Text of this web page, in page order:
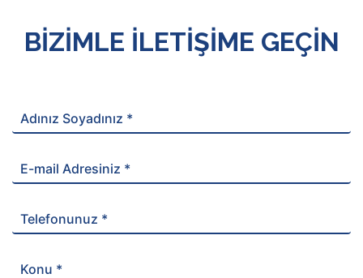
BİZİMLE İLETİŞİME GEÇİN
Adınız Soyadınız *
E-mail Adresiniz *
Telefonunuz *
Konu *